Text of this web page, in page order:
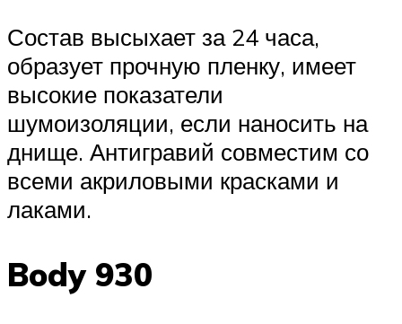
Состав высыхает за 24 часа,
образует прочную пленку, имеет
высокие показатели
шумоизоляции, если наносить на
днище. Антигравий совместим со
всеми акриловыми красками и
лаками.
Body 930